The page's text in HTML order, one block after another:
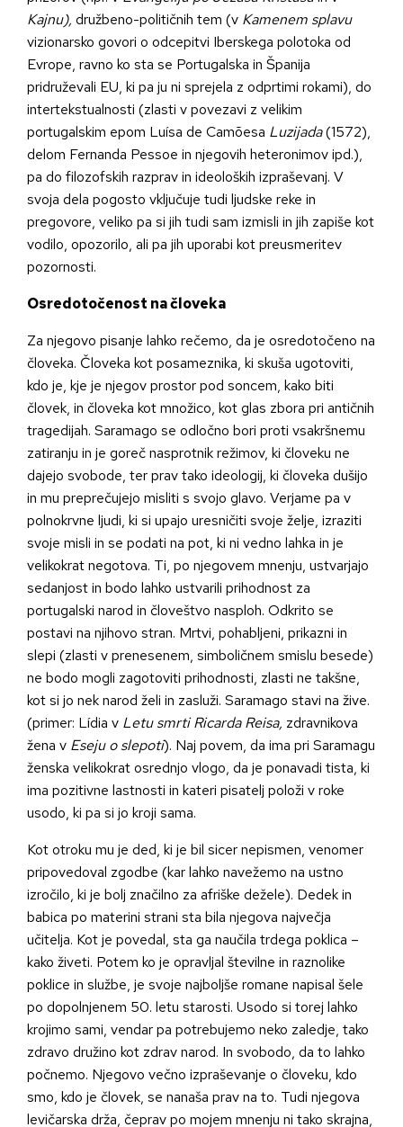
Kajnu), družbeno-političnih tem (v Kamenem splavu
vizionarsko govori o odcepitvi Iberskega polotoka od
Evrope, ravno ko sta se Portugalska in Španija
pridruževali EU, ki pa ju ni sprejela z odprtimi rokami), do
intertekstualnosti (zlasti v povezavi z velikim
portugalskim epom Luísa de Camõesa Luzijada(1572),
delom Fernanda Pessoe in njegovih heteronimov ipd.),
pa do filozofskih razprav in ideoloških izpraševanj. V
svoja dela pogosto vključuje tudi ljudske reke in
pregovore, veliko pa si jih tudi sam izmisli in jih zapiše kot
vodilo, opozorilo, ali pa jih uporabi kot preusmeritev
pozornosti.
Osredotočenost na človeka
Za njegovo pisanje lahko rečemo, da je osredotočeno na
človeka. Človeka kot posameznika, ki skuša ugotoviti,
kdo je, kje je njegov prostor pod soncem, kako biti
človek, in človeka kot množico, kot glas zbora pri antičnih
tragedijah. Saramago se odločno bori proti vsakršnemu
zatiranju in je goreč nasprotnik režimov, ki človeku ne
dajejo svobode, ter prav tako ideologij, ki človeka dušijo
in mu preprečujejo misliti s svojo glavo. Verjame pa v
polnokrvne ljudi, ki si upajo uresničiti svoje želje, izraziti
svoje misli in se podati na pot, ki ni vedno lahka in je
velikokrat negotova. Ti, po njegovem mnenju, ustvarjajo
sedanjost in bodo lahko ustvarili prihodnost za
portugalski narod in človeštvo nasploh. Odkrito se
postavi na njihovo stran. Mrtvi, pohabljeni, prikazni in
slepi (zlasti v prenesenem, simboličnem smislu besede)
ne bodo mogli zagotoviti prihodnosti, zlasti ne takšne,
kot si jo nek narod želi in zasluži. Saramago stavi na žive.
(primer: Lídia v Letu smrti Ricarda Reisa, zdravnikova
žena v Eseju o slepoti). Naj povem, da ima pri Saramagu
ženska velikokrat osrednjo vlogo, da je ponavadi tista, ki
ima pozitivne lastnosti in kateri pisatelj položi v roke
usodo, ki pa si jo kroji sama.
Kot otroku mu je ded, ki je bil sicer nepismen, venomer
pripovedoval zgodbe (kar lahko navežemo na ustno
izročilo, ki je bolj značilno za afriške dežele). Dedek in
babica po materini strani sta bila njegova največja
učitelja. Kot je povedal, sta ga naučila trdega poklica –
kako živeti. Potem ko je opravljal številne in raznolike
poklice in službe, je svoje najboljše romane napisal šele
po dopolnjenem 50. letu starosti. Usodo si torej lahko
krojimo sami, vendar pa potrebujemo neko zaledje, tako
zdravo družino kot zdrav narod. In svobodo, da to lahko
počnemo. Njegovo večno izpraševanje o človeku, kdo
smo, kdo je človek, se nanaša prav na to. Tudi njegova
levičarska drža, čeprav po mojem mnenju ni tako skrajna,